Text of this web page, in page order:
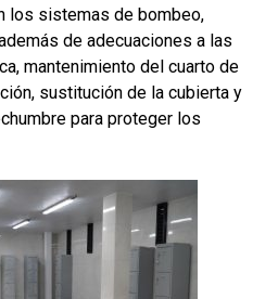
los sistemas de bombeo,
de adecuaciones a las
mantenimiento del cuarto de
sustitución de la cubierta y
para proteger los